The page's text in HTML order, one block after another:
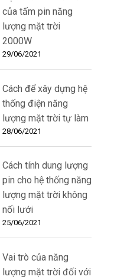
của tấm pin năng
lượng mặt trời
2000W
29/06/2021
Cách để xây dựng hệ
thống điện năng
lượng mặt trời tự làm
28/06/2021
Cách tính dung lượng
pin cho hệ thống năng
lượng mặt trời không
nối lưới
25/06/2021
Vai trò của năng
lượng mặt trời đối với